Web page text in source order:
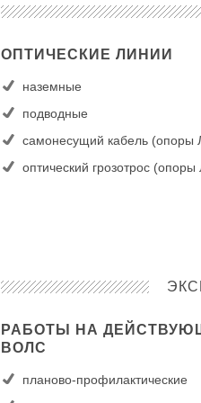
ОПТИЧЕСКИЕ ЛИНИИ
наземные
подводные
самонесущий кабель (опоры
оптический грозотрос
РАБОТЫ НА
ВОЛС
планово-профилактические